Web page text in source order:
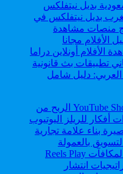
دليل شامل